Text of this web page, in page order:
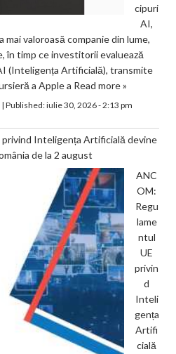
cipuri
AI,
valoroasă companie din lume,
în timp ce investitorii evaluează
(Inteligența Artificială), transmite
a Apple a Read more »
| Published:iulie 30, 2026 - 2:13 pm
Inteligența Artificială devine
de la 2 august
ANC
OM:
Regu
lame
ntul
UE
privin
d
Inteli
gența
Artifi
cială